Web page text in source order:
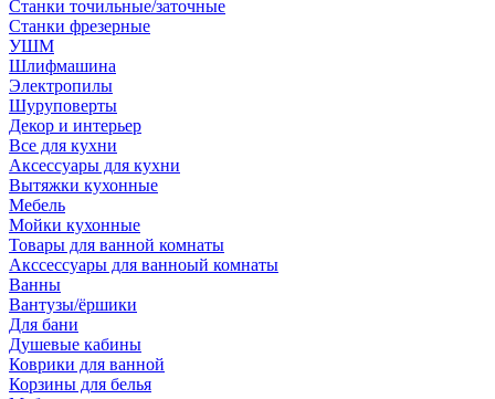
Станки точильные/заточные
Станки фрезерные
УШМ
Шлифмашина
Электропилы
Шуруповерты
Декор и интерьер
Все для кухни
Аксессуары для кухни
Вытяжки кухонные
Мебель
Мойки кухонные
Товары для ванной комнаты
Акссессуары для ванноый комнаты
Ванны
Вантузы/ёршики
Для бани
Душевые кабины
Коврики для ванной
Корзины для белья